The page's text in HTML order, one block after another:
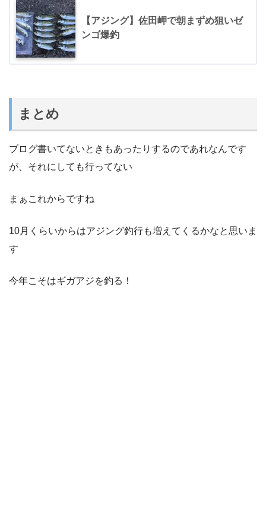
【アジング】佐田岬で朝まずめ狙いゼ
ンゴ爆釣
まとめ
ブログ書いてないときもあったりするのであれなんです
が、それにしても行ってない
まぁこれからですね
10月くらいからはアジング釣行も増えてくるかなと思いま
す
今年こそはギガアジを釣る！